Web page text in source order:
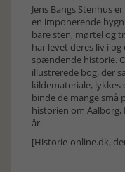
Jens Bangs Stenhus
en imponerende
bare sten, mørtel og
har levet deres liv i
spændende historie.
illustrerede bog, der
kildemateriale, lykkes
binde de mange små
historien om
år.
[Historie-online.dk,